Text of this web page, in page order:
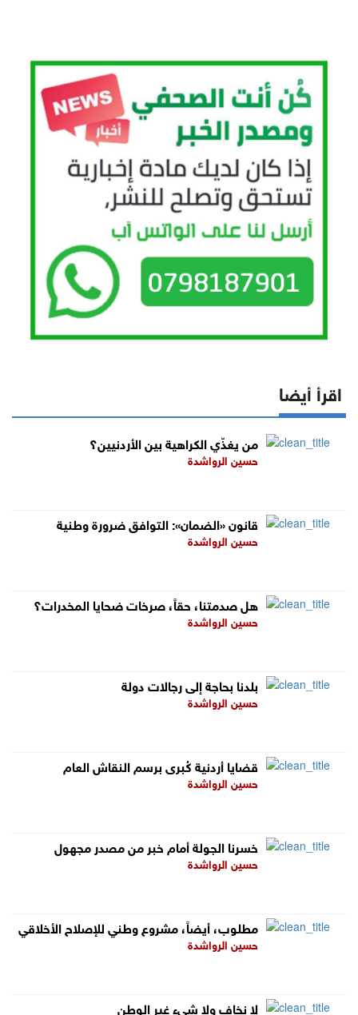
اقرأ أيضا
من يغذّي الكراهية بين الأردنيين؟
حسين الرواشدة
قانون «الضمان»: التوافق ضرورة وطنية
حسين الرواشدة
هل صدمتنا، حقاً، صرخات ضحايا المخدرات؟
حسين الرواشدة
‏بلدنا بحاجة إلى رجالات دولة
حسين الرواشدة
قضايا أردنية كُبرى برسم النقاش العام
حسين الرواشدة
خسرنا الجولة أمام خبر من مصدر مجهول
حسين الرواشدة
مطلوب، أيضاً، مشروع وطني للإصلاح الأخلاقي
حسين الرواشدة
‏لا نخاف ولا شيء غير الوطن